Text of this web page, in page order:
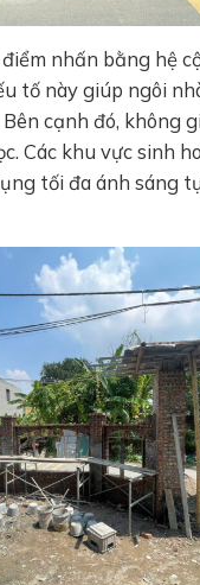
nhấn bằng hệ
tố này giúp ngôi
cạnh đó, không
Các khu vực sinh
tối đa ánh sáng